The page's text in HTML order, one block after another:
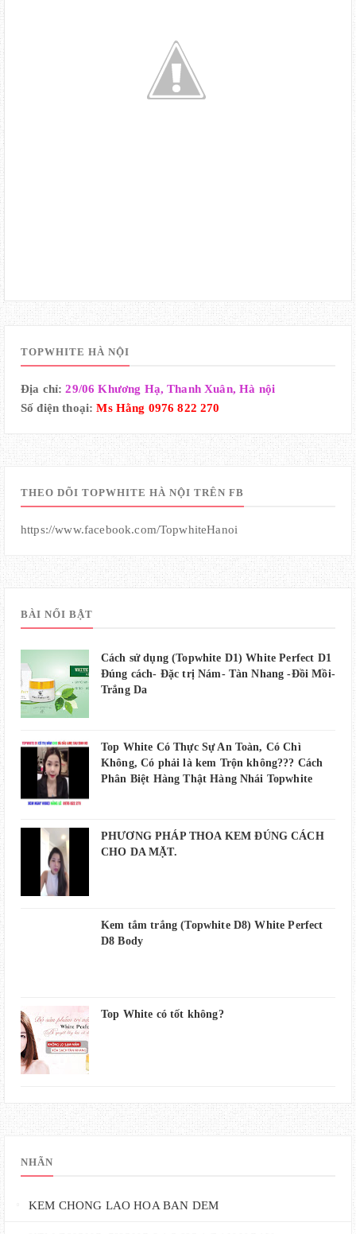
TOPWHITE HÀ NỘI
Địa chỉ:29/06 Khương Hạ, Thanh Xuân, Hà nội
Số điện thoại:Ms Hằng 0976 822 270
THEO DÕI TOPWHITE HÀ NỘI TRÊN FB
https://www.facebook.com/TopwhiteHanoi
BÀI NỔI BẬT
Cách sử dụng (Topwhite D1) White Perfect D1
Đúng cách- Đặc trị Nám- Tàn Nhang -Đồi Mồi-
Trắng Da
Top White Có Thực Sự An Toàn, Có Chì
Không, Có phải là kem Trộn không??? Cách
Phân Biệt Hàng Thật Hàng Nhái Topwhite
PHƯƠNG PHÁP THOA KEM ĐÚNG CÁCH
CHO DA MẶT.
Kem tắm trắng (Topwhite D8) White Perfect
D8 Body
Top White có tốt không?
NHÃN
KEM CHONG LAO HOA BAN DEM